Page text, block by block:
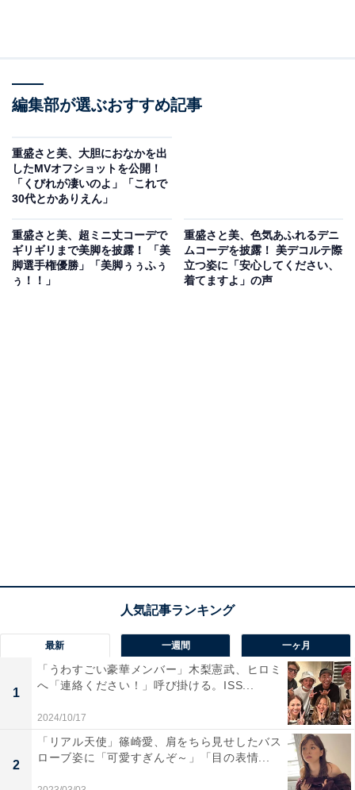
編集部が選ぶおすすめ記事
重盛さと美、大胆におなかを出
したMVオフショットを公開！
「くびれが凄いのよ」「これで
30代とかありえん」
重盛さと美、超ミニ丈コーデで
ギリギリまで美脚を披露！ 「美
脚選手権優勝」「美脚ぅぅふぅ
ぅ！！」
重盛さと美、色気あふれるデニ
ムコーデを披露！ 美デコルテ際
立つ姿に「安心してください、
着てますよ」の声
最新 一週間 一ヶ月
1
「うわすごい豪華メンバー」木梨憲武、ヒロミ
へ「連絡ください！」呼び掛ける。ISS...
2024/10/17
2
「リアル天使」篠崎愛、肩をちら見せしたバス
ローブ姿に「可愛すぎんぞ～」「目の表情...